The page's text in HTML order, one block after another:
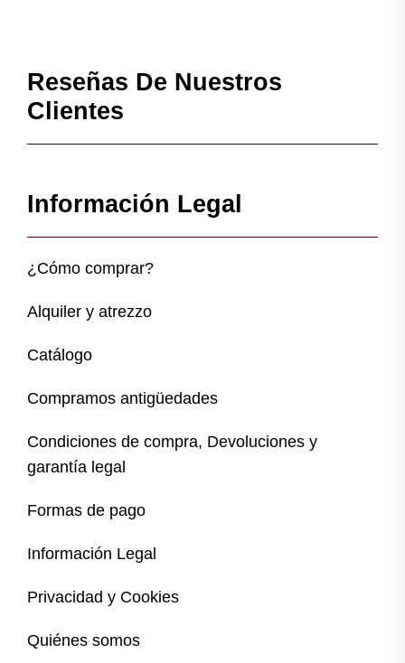
Reseñas De Nuestros
Clientes
Información Legal
¿Cómo comprar?
Alquiler y atrezzo
Catálogo
Compramos antigüedades
Condiciones de compra, Devoluciones y
garantía legal
Formas de pago
Información Legal
Privacidad y Cookies
Quiénes somos